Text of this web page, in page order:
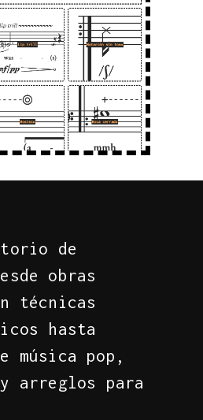
torio de
esde ob ras
n técn icas
i cos hasta
e músi ca pop ,
y a rre glos pa ra